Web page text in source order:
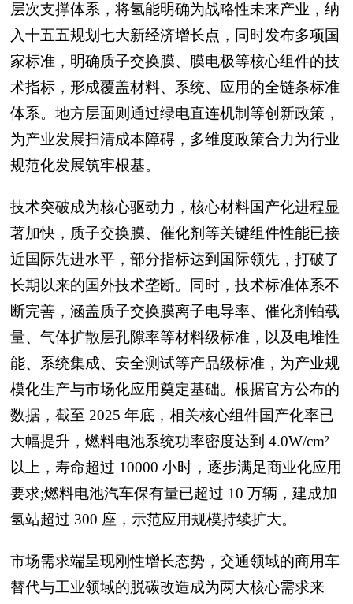
层次支撑体系，将氢能明确为战略性未来产业，纳
入十五五规划七大新经济增长点，同时发布多项国
家标准，明确质子交换膜、膜电极等核心组件的技
术指标，形成覆盖材料、系统、应用的全链条标准
体系。地方层面则通过绿电直连机制等创新政策，
为产业发展扫清成本障碍，多维度政策合力为行业
规范化发展筑牢根基。
技术突破成为核心驱动力，核心材料国产化进程显
著加快，质子交换膜、催化剂等关键组件性能已接
近国际先进水平，部分指标达到国际领先，打破了
长期以来的国外技术垄断。同时，技术标准体系不
断完善，涵盖质子交换膜离子电导率、催化剂铂载
量、气体扩散层孔隙率等材料级标准，以及电堆性
能、系统集成、安全测试等产品级标准，为产业规
模化生产与市场化应用奠定基础。根据官方公布的
数据，截至 2025 年底，相关核心组件国产化率已
大幅提升，燃料电池系统功率密度达到 4.0W/cm²
以上，寿命超过 10000 小时，逐步满足商业化应用
要求;燃料电池汽车保有量已超过 10 万辆，建成加
氢站超过 300 座，示范应用规模持续扩大。
市场需求端呈现刚性增长态势，交通领域的商用车
替代与工业领域的脱碳改造成为两大核心需求来